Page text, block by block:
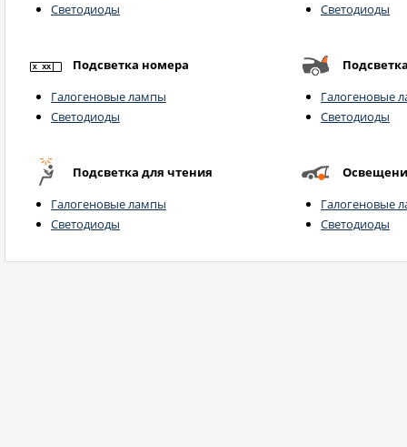
Светодиоды
Светодиоды
Подсветка номера
Галогеновые лампы
Светодиоды
Галогеновые
Светодиоды
Подсветка для чтения
Галогеновые лампы
Светодиоды
Галогеновые
Светодиоды